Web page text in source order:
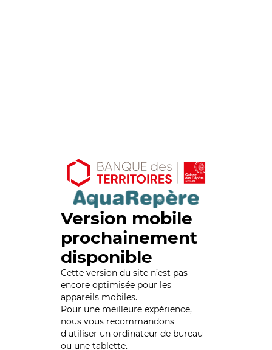
Version mobile
prochainement
disponible
Cette version du site n’est pas
encore optimisée pour les
appareils mobiles.
Pour une meilleure expérience,
nous vous recommandons
d'utiliser un ordinateur de bureau
ou une tablette.